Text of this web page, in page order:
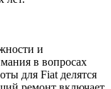
и
в вопросах
для Fiat делятся